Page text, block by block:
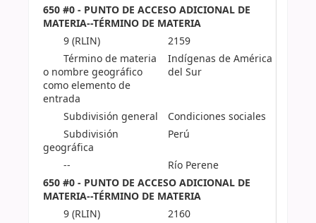
650 #0 - PUNTO DE ACCESO ADICIONAL DE
MATERIA--TÉRMINO DE MATERIA
9 (RLIN)
2159
Término de materia
o nombre geográfico
como elemento de
entrada
Indígenas de América
del Sur
Subdivisión general
Condiciones sociales
Subdivisión
geográfica
Perú
--
Río Perene
650 #0 - PUNTO DE ACCESO ADICIONAL DE
MATERIA--TÉRMINO DE MATERIA
9 (RLIN)
2160